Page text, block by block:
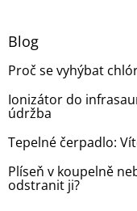
Blog
Proč se vyhýbat
Ionizátor do
údržba
Tepelné čerpadlo:
Plíseň v koupelně
odstranit ji?